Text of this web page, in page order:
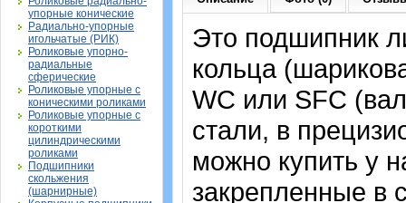
упорные конические
Радиально-упорные
игольчатые (РИК)
Роликовые упорно-
радиальные
сферические
Роликовые упорные с
коническими роликами
Роликовые упорные с
короткими
цилиндрическими
роликами
Подшипники
скольжения
(шарнирные)
Это подшипник
кольца
WC или SFC
стали, в
можно купить у
закрепленные в